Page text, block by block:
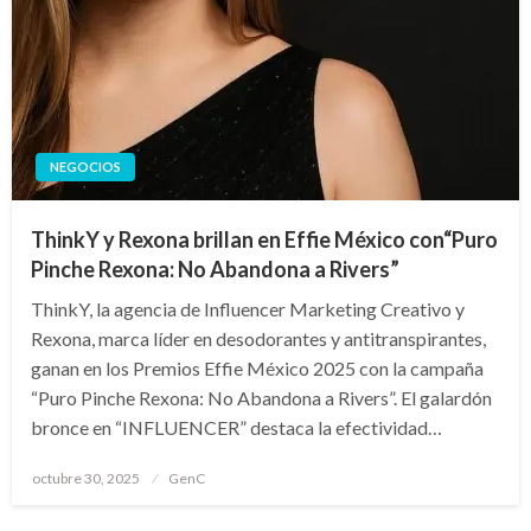
NEGOCIOS
ThinkY y Rexona brillan en Effie México con“Puro
Pinche Rexona: No Abandona a Rivers”
ThinkY, la agencia de Influencer Marketing Creativo y
Rexona, marca líder en desodorantes y antitranspirantes,
ganan en los Premios Effie México 2025 con la campaña
“Puro Pinche Rexona: No Abandona a Rivers”. El galardón
bronce en “INFLUENCER” destaca la efectividad…
Publicado
octubre 30, 2025 GenC